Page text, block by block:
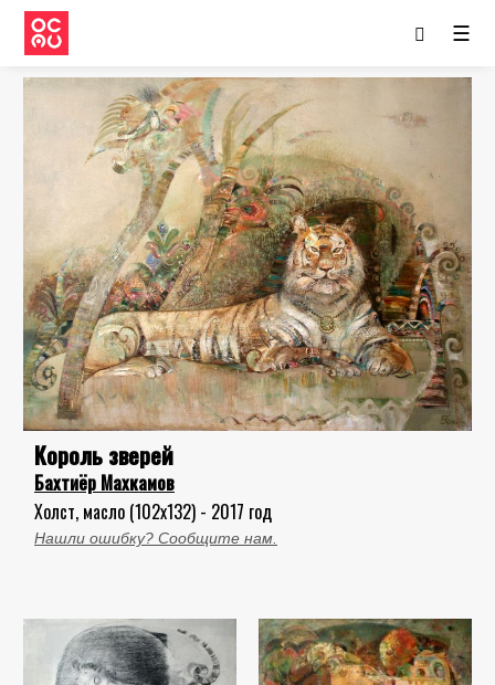
☰
Король зверей
Бахтиёр Махкамов
Холст, масло (102x132) - 2017 год
Нашли ошибку? Сообщите нам.